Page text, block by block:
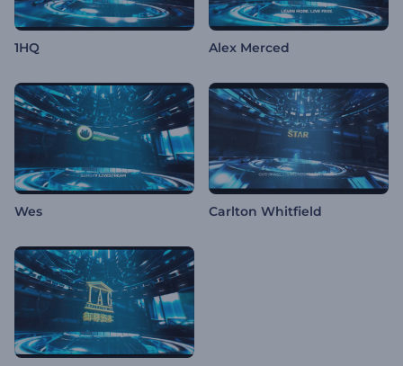
1HQ Alex Merced
Wes Carlton Whitfield